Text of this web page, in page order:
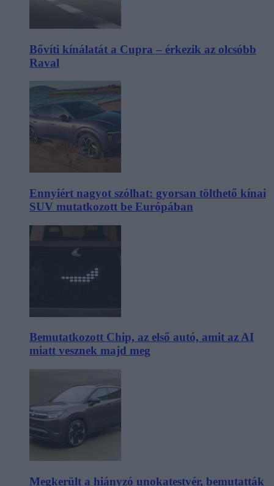
Bővíti kínálatát a Cupra – érkezik az olcsóbb
Raval
Ennyiért nagyot szólhat: gyorsan tölthető kínai
SUV mutatkozott be Európában
Bemutatkozott Chip, az első autó, amit az AI
miatt vesznek majd meg
Megkerült a hiányzó unokatestvér, bemutatták